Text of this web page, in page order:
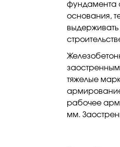
фундамента
основания,
заостренным
тяжелые
рабочее
мм.